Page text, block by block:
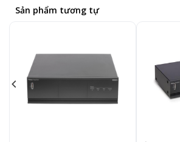
Sản phẩm tương tự